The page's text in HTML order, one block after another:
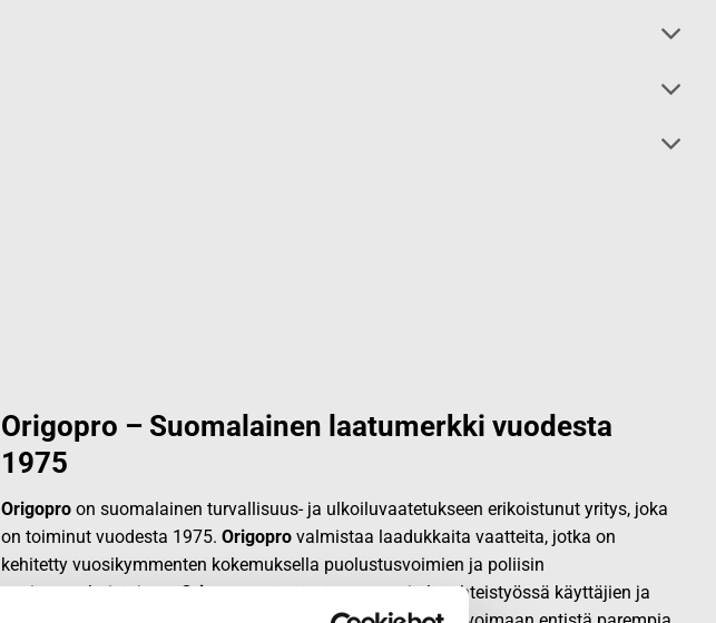
Origopro – Suomalainen laatumerkki vuodesta
1975
Origopro on suomalainen turvallisuus- ja ulkoiluvaatetukseen erikoistunut yritys, joka
on toiminut vuodesta 1975. Origopro valmistaa laadukkaita vaatteita, jotka on
kehitetty vuosikymmenten kokemuksella puolustusvoimien ja poliisin
sopimusvalmistajana.Origopro:n tuotteet on suunniteltu yhteistyössä käyttäjien ja